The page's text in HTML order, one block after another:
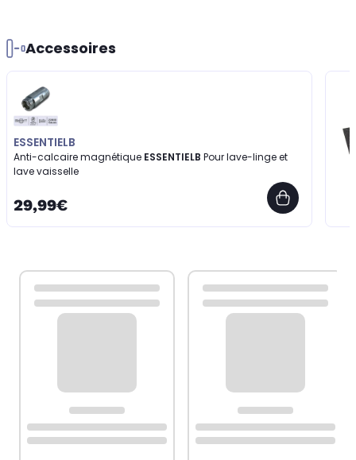
Accessoires
ESSENTIELB
Anti-calcaire magnétique ESSENTIELB
lave vaisselle
29,99€